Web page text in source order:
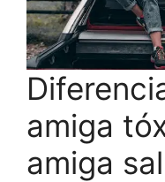
amiga
amiga